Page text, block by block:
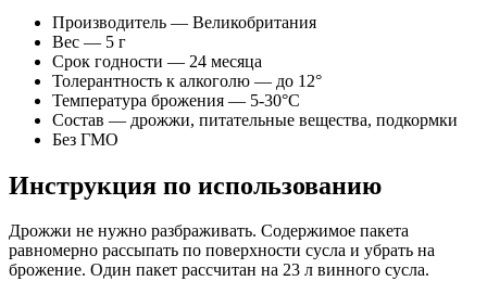
Производитель — Великобритания
Вес — 5 г
Срок годности — 24 месяца
Толерантность к алкоголю — до 12°
Температура брожения — 5-30°С
Состав — дрожжи, питательные вещества, подкормки
Без ГМО
Инструкция по использованию
Дрожжи не нужно разбраживать. Содержимое пакета
равномерно рассыпать по поверхности сусла и убрать на
брожение. Один пакет рассчитан на 23 л винного сусла.